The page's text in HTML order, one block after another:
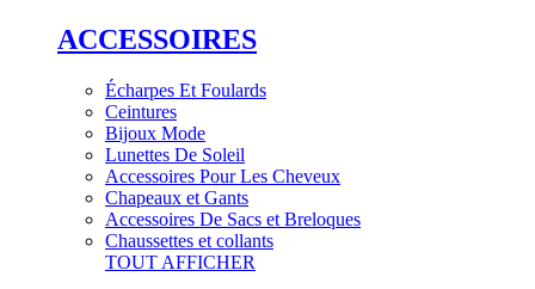
ACCESSOIRES
Écharpes Et Foulards
Ceintures
Bijoux Mode
Lunettes De Soleil
Accessoires Pour Les Cheveux
Chapeaux et Gants
Accessoires De Sacs et Breloques
Chaussettes et collants
TOUT AFFICHER